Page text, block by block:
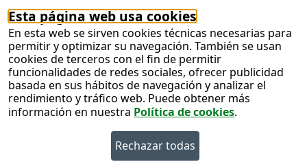
Esta página web usa cookies
En esta web se sirven cookies técnicas necesarias para
permitir y optimizar su navegación. También se usan
cookies de terceros con el fin de permitir
funcionalidades de redes sociales, ofrecer publicidad
basada en sus hábitos de navegación y analizar el
rendimiento y tráfico web. Puede obtener más
información en nuestra Política de cookies.